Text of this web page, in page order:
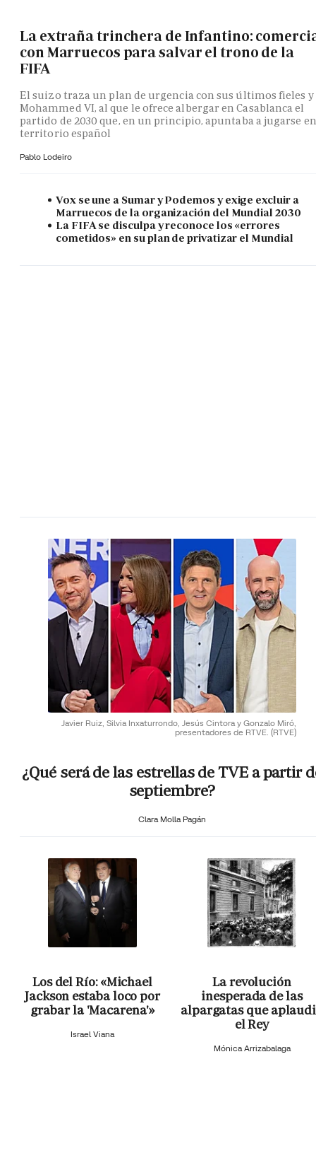
La extraña trinchera de Infantino:
con Marruecos para salvar el trono de la
FIFA
El suizo traza un plan de urgencia con sus últimos fieles y
Mohammed VI, al que le ofrece albergar en Casablanca el
partido de 2030 que, en un principio, apuntaba a jugarse en
territorio español
Pablo Lodeiro
Vox se une a Sumar y Podemos y exige excluir a
Marruecos de la organización del Mundial 2030
La FIFA se disculpa y reconoce los «errores
cometidos» en su plan de privatizar el Mundial
Javier Ruiz, Silvia Inxaturrondo, Jesús Cintora y Gonzalo Miró,
presentadores de RTVE. (RTVE)
¿Qué será de las estrellas de TVE a partir
septiembre?
Clara Molla Pagán
Los del Río: «Michael
Jackson estaba loco por
grabar la 'Macarena'»
Israel Viana
La revolución
inesperada de las
alpargatas que
el Rey
Mónica Arrizabalaga